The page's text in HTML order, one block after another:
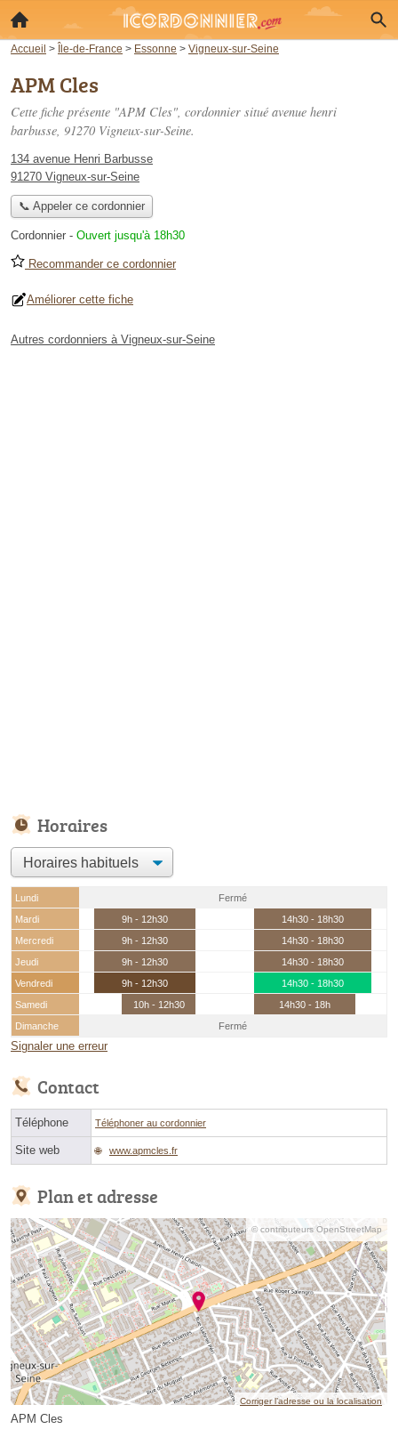
Accueil > Île-de-France > Essonne > Vigneux-sur-Seine
APM Cles
Cette fiche présente "APM Cles", cordonnier situé avenue henri
barbusse, 91270 Vigneux-sur-Seine.
134 avenue Henri Barbusse
91270 Vigneux-sur-Seine
📞 Appeler ce cordonnier
Cordonnier - Ouvert jusqu'à 18h30
Recommander ce cordonnier
Améliorer cette fiche
Autres cordonniers à Vigneux-sur-Seine
Horaires
Lundi
Fermé
Mardi
9h - 12h30
14h30 - 18h30
Mercredi
9h - 12h30
14h30 - 18h30
Jeudi
9h - 12h30
14h30 - 18h30
Vendredi
9h - 12h30
14h30 - 18h30
Samedi
10h - 12h30
14h30 - 18h
Dimanche
Fermé
Signaler une erreur
Contact
Téléphone Téléphoner au cordonnier
Site web www.apmcles.fr
Plan et adresse
© contributeurs OpenStreetMap
Corriger l’adresse ou la localisation
APM Cles